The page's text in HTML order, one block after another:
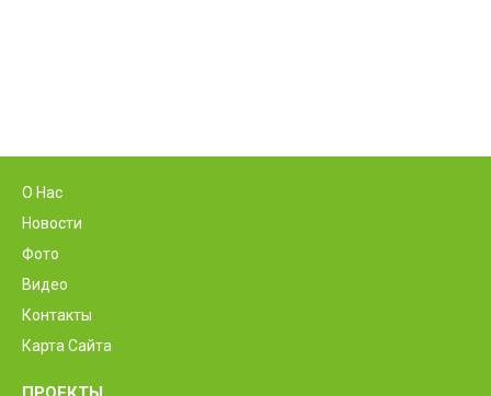
О Нас
Новости
Фото
Видео
Контакты
Карта Сайта